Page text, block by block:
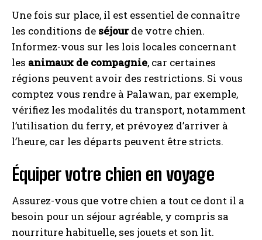
Une fois sur place, il est essentiel de connaître
les conditions de séjourde votre chien.
Informez-vous sur les lois locales concernant
les animaux de compagnie, car certaines
régions peuvent avoir des restrictions. Si vous
comptez vous rendre à Palawan, par exemple,
vérifiez les modalités du transport, notamment
l’utilisation du ferry, et prévoyez d’arriver à
l’heure, car les départs peuvent être stricts.
Équiper votre chien en voyage
Assurez-vous que votre chien a tout ce dont il a
besoin pour un séjour agréable, y compris sa
nourriture habituelle, ses jouets et son lit.